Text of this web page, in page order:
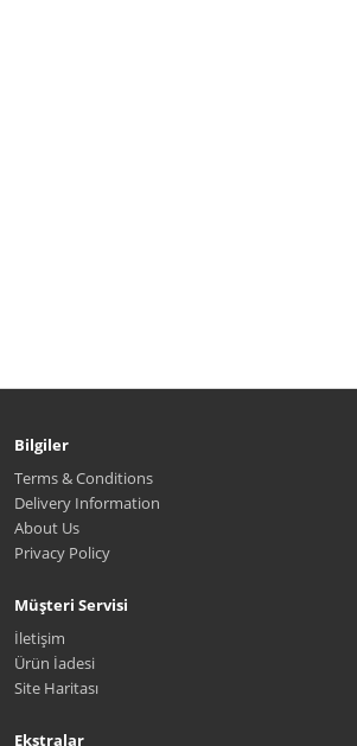
Bilgiler
Terms & Conditions
Delivery Information
About Us
Privacy Policy
Müşteri Servisi
İletişim
Ürün İadesi
Site Haritası
Ekstralar